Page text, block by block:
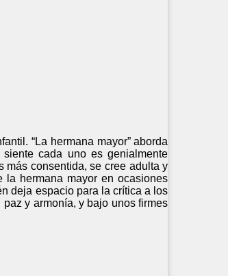
“La hermana mayor” aborda
cada uno es genialmente
más consentida, se cree adulta y
la hermana mayor en ocasiones
deja espacio para la crítica a los
y armonía, y bajo unos firmes